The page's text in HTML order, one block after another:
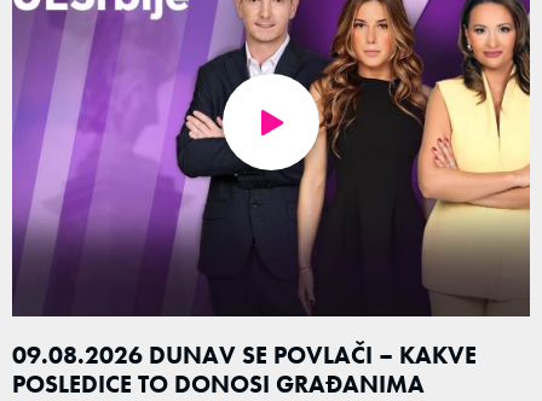
09.08.2026 DUNAV SE POVLAČI – KAKVE
POSLEDICE TO DONOSI GRAĐANIMA